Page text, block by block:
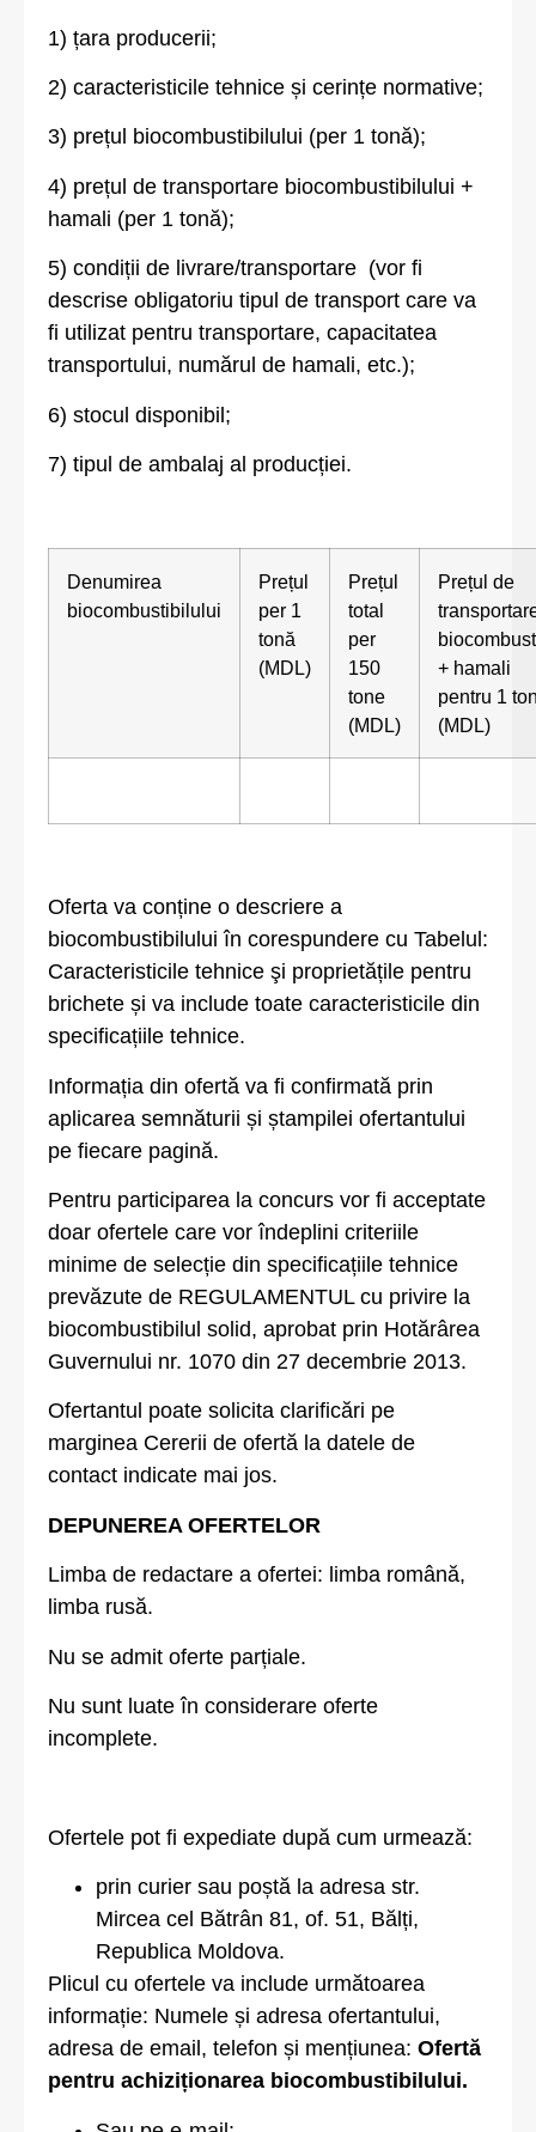
1) țara producerii;
2) caracteristicile tehnice și cerințe normative;
3) prețul biocombustibilului (per 1 tonă);
4) prețul de transportare biocombustibilului +
hamali (per 1 tonă);
5) condiții de livrare/transportare (vor fi
descrise obligatoriu tipul de transport care va
fi utilizat pentru transportare, capacitatea
transportului, numărul de hamali, etc.);
6) stocul disponibil;
7) tipul de ambalaj al producției.
Denumirea
biocombustibilului
Prețul
per 1
tonă
(MDL)
Prețul
total
per
150
tone
(MDL)
Prețul de
+ hamali
pentru 1
(MDL)
Oferta va conține o descriere a
biocombustibilului în corespundere cu Tabelul:
Caracteristicile tehnice şi proprietățile pentru
brichete și va include toate caracteristicile din
specificațiile tehnice.
Informația din ofertă va fi confirmată prin
aplicarea semnăturii și ștampilei ofertantului
pe fiecare pagină.
Pentru participarea la concurs vor fi acceptate
doar ofertele care vor îndeplini criteriile
minime de selecție din specificațiile tehnice
prevăzute de REGULAMENTUL cu privire la
biocombustibilul solid, aprobat prin Hotărârea
Guvernului nr. 1070 din 27 decembrie 2013.
Ofertantul poate solicita clarificări pe
marginea Cererii de ofertă la datele de
contact indicate mai jos.
DEPUNEREA OFERTELOR
Limba de redactare a ofertei: limba română,
limba rusă.
Nu se admit oferte parțiale.
Nu sunt luate în considerare oferte
incomplete.
Ofertele pot fi expediate după cum urmează:
prin curier sau poștă la adresa str.
Mircea cel Bătrân 81, of. 51, Bălți,
Republica Moldova.
Plicul cu ofertele va include următoarea
informație: Numele și adresa ofertantului,
adresa de email, telefon și mențiunea: Ofertă
pentru achiziționarea biocombustibilului.